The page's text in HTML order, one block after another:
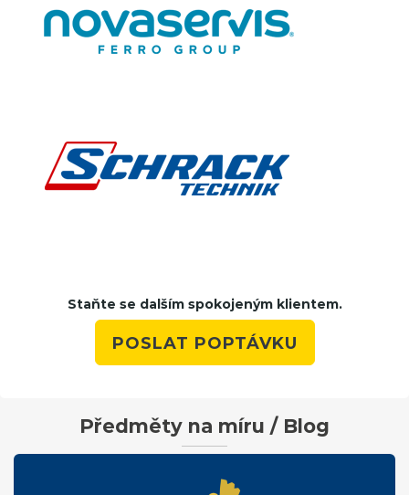
Staňte se dalším spokojeným klientem.
POSLAT POPTÁVKU
Předměty na míru / Blog